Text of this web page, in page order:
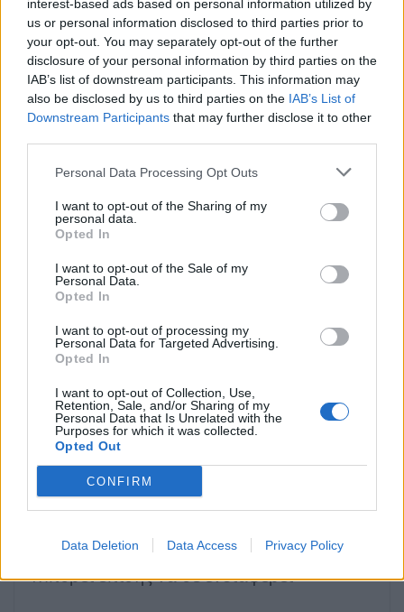
interest-based ads based on personal information utilized by
us or personal information disclosed to third parties prior to
your opt-out. You may separately opt-out of the further
disclosure of your personal information by third parties on the
IAB’s list of downstream participants. This information may
also be disclosed by us to third parties on the IAB’s List of
Downstream Participants that may further disclose it to other
Personal Data Processing Opt Outs
I want to opt-out of the Sharing of my
personal data.
Opted In
I want to opt-out of the Sale of my
Personal Data.
Opted In
I want to opt-out of processing my
Personal Data for Targeted Advertising.
Opted In
I want to opt-out of Collection, Use,
Retention, Sale, and/or Sharing of my
Personal Data that Is Unrelated with the
Purposes for which it was collected.
Opted Out
CONFIRM
Data Deletion Data Access Privacy Policy
Βανδή Θεοφάνους
Κυκλοφοριακό χάος στη
Βρετανία λόγω απεργίας
στα μέσα μεταφοράς:
Ακυρώσεις και
καθυστερήσεις σε
πτήσεις και τρένα
ευρωβουλευτές ζητούν
πρόταση μομφής κατά
Λάιεν
Μπορεί επίσης να σε ενδιαφέρει